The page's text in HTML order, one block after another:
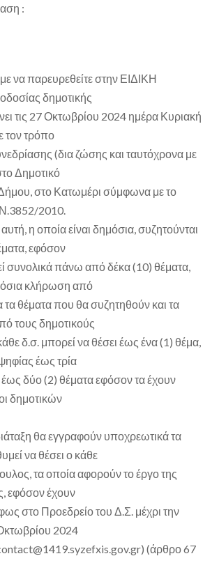
:
να παρευρεθείτε στην ΕΙΔΙΚΗ
δημοτικής
τις 27 Οκτωβρίου 2024 ημέρα Κυριακή
τον τρόπο
(δια ζώσης και ταυτόχρονα με
Δημοτικό
στο Κατωμέρι σύμφωνα με το
2010.
η οποία είναι δημόσια, συζητούνται
εφόσον
συνολικά πάνω από δέκα (10) θέματα,
κλήρωση από
τα θέματα που θα συζητηθούν και τα
τους δημοτικούς
δ.σ. μπορεί να θέσει έως ένα (1) θέμα,
έως τρία
έως δύο (2) θέματα εφόσον τα έχουν
δημοτικών
θα εγγραφούν υποχρεωτικά τα
να θέσει ο κάθε
τα οποία αφορούν το έργο της
εφόσον έχουν
στο Προεδρείο του Δ.Σ. μέχρι την
2024
(άρθρο 67